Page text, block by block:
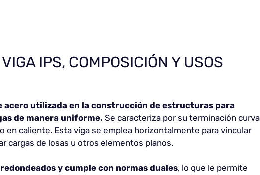
IPS, COMPOSICIÓN Y USOS
acero utilizada en la construcción de estructuras para
de manera uniforme. Se caracteriza por su terminación curva
en caliente. Esta viga se emplea horizontalmente para vincular
cargas de losas u otros elementos planos.
y cumple con normas duales, lo que le permite